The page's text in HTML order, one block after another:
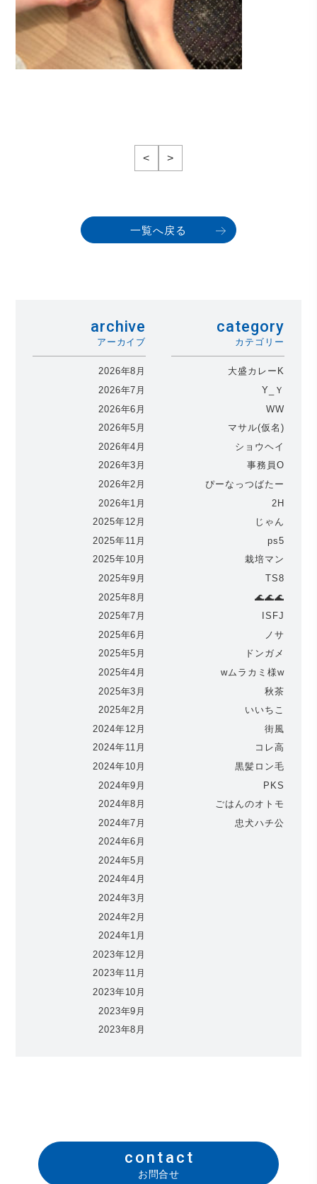
< >
一覧へ戻る
archive
アーカイブ
2026年8月
2026年7月
2026年6月
2026年5月
2026年4月
2026年3月
2026年2月
2026年1月
2025年12月
2025年11月
2025年10月
2025年9月
2025年8月
2025年7月
2025年6月
2025年5月
2025年4月
2025年3月
2025年2月
2024年12月
2024年11月
2024年10月
2024年9月
2024年8月
2024年7月
2024年6月
2024年5月
2024年4月
2024年3月
2024年2月
2024年1月
2023年12月
2023年11月
2023年10月
2023年9月
2023年8月
category
カテゴリー
大盛カレーK
Y_Ｙ
WW
マサル(仮名)
ショウヘイ
事務員O
ぴーなっつばたー
2H
じゃん
ps5
栽培マン
TS8
🌊🌊🌊
ISFJ
ノサ
ドンガメ
wムラカミ様w
秋茶
いいちこ
街風
コレ高
黒髪ロン毛
PKS
ごはんのオトモ
忠犬ハチ公
contact
お問合せ